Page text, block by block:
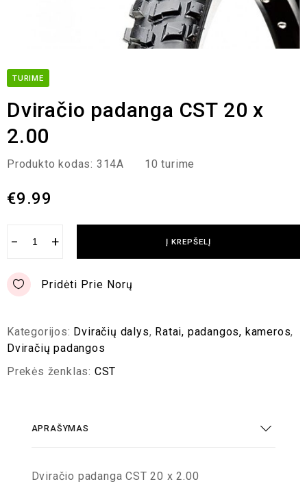
TURIME
Dviračio padanga CST 20 x
2.00
Produkto kodas: 314A 10 turime
€9.99
− + Į KREPŠELĮ
Pridėti Prie Norų
Kategorijos: Dviračių dalys, Ratai, padangos, kameros,
Dviračių padangos
Prekės ženklas: CST
APRAŠYMAS
Dviračio padanga CST 20 x 2.00